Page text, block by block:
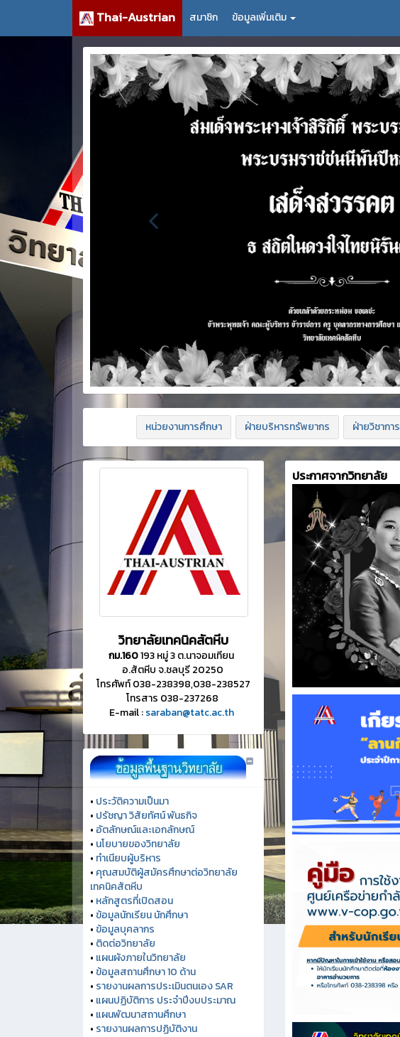
Thai-Austrian สมาชิก ข้อมูลเพิ่มเติม
หน่วยงานการศึกษา ฝ่ายบริหารทรัพยากร ฝ่ายวิชาการ
วิทยาลัยเทคนิคสัตหีบ
กม.160193 หมู่ 3 ต.นาจอมเทียน
อ.สัตหีบ จ.ชลบุรี 20250
โทรศัพท์ 038-238398,038-238527
โทรสาร 038-237268
E-mail :saraban@tatc.ac.th
• ประวัติความเป็นมา
• ปรัชญา วิสัยทัศน์ พันธกิจ
• อัตลักษณ์และเอกลักษณ์
• นโยบายของวิทยาลัย
• ทำเนียบผู้บริหาร
• คุณสมบัติผู้สมัครศึกษาต่อวิทยาลัย
เทคนิคสัตหีบ
• หลักสูตรที่เปิดสอน
• ข้อมูลนักเรียน นักศึกษา
• ข้อมูลบุคลากร
• ติดต่อวิทยาลัย
• แผนผังภายในวิทยาลัย
• ข้อมูลสถานศึกษา 10 ด้าน
• รายงานผลการประเมินตนเอง SAR
• แผนปฏิบัติการ ประจำปีงบประมาณ
• แผนพัฒนาสถานศึกษา
• รายงานผลการปฏิบัติงาน
ประกาศจากวิทยาลัย